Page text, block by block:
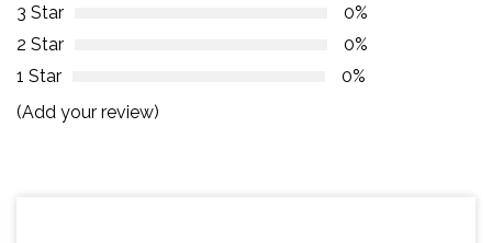
3 Star
0%
2 Star
0%
1 Star
0%
(Add your review)